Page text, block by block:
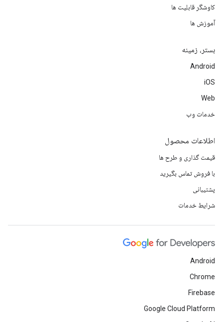
کاوشگر قابلیت ها
آموزش ها
بستر، زمینه
Android
iOS
Web
خدمات وب
اطلاعات محصول
قیمت گذاری و طرح ها
با فروش تماس بگیرید
پشتیبانی
شرایط خدمات
Android
Chrome
Firebase
Google Cloud Platform